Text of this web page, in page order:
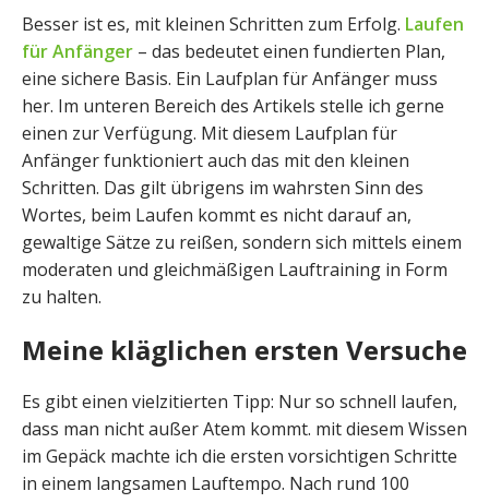
Besser ist es, mit kleinen Schritten zum Erfolg. Laufen
für Anfänger – das bedeutet einen fundierten Plan,
eine sichere Basis. Ein Laufplan für Anfänger muss
her. Im unteren Bereich des Artikels stelle ich gerne
einen zur Verfügung. Mit diesem Laufplan für
Anfänger funktioniert auch das mit den kleinen
Schritten. Das gilt übrigens im wahrsten Sinn des
Wortes, beim Laufen kommt es nicht darauf an,
gewaltige Sätze zu reißen, sondern sich mittels einem
moderaten und gleichmäßigen Lauftraining in Form
zu halten.
Meine kläglichen ersten Versuche
Es gibt einen vielzitierten Tipp: Nur so schnell laufen,
dass man nicht außer Atem kommt. mit diesem Wissen
im Gepäck machte ich die ersten vorsichtigen Schritte
in einem langsamen Lauftempo. Nach rund 100